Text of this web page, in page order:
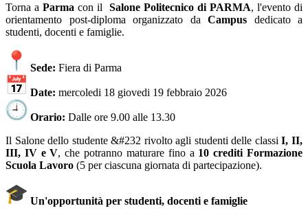
Torna a Parma con il Salone Politecnico di PARMA, l'evento di
orientamento post-diploma organizzato da
Campus
dedicato a
studenti, docenti e famiglie.
Sede: Fiera di Parma
Date: mercoledi 18 giovedi 19 febbraio 2026
Orario: Dalle ore 9.00 alle 13.30
Il Salone dello studente &#232 rivolto agli studenti delle classi I, II,
III, IV e V, che potranno maturare fino a 10 crediti Formazione
Scuola Lavoro (5 per ciascuna giornata di partecipazione).
Un'opportunità per studenti, docenti e famiglie